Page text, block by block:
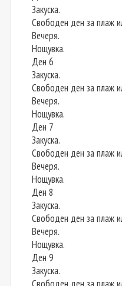
Закуска.
Свободен ден за плаж
Вечеря.
Нощувка.
Ден 6
Закуска.
Свободен ден за плаж
Вечеря.
Нощувка.
Ден 7
Закуска.
Свободен ден за плаж
Вечеря.
Нощувка.
Ден 8
Закуска.
Свободен ден за плаж
Вечеря.
Нощувка.
Ден 9
Закуска.